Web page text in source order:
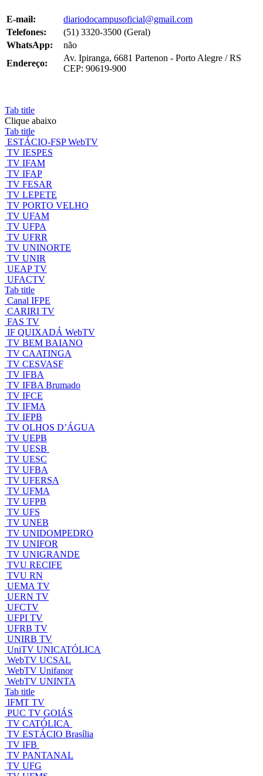
E-mail:
diariodocampusoficial@gmail.com
Telefones:
(51) 3320-3500 (Geral)
WhatsApp:
não
Endereço:
Av. Ipiranga, 6681 Partenon - Porto Alegre / RS
CEP: 90619-900
Tab title
Clique abaixo
Tab title
ESTÁCIO-FSP WebTV
TV IESPES
TV IFAM
TV IFAP
TV FESAR
TV LEPETE
TV PORTO VELHO
TV UFAM
TV UFPA
TV UFRR
TV UNINORTE
TV UNIR
UEAP TV
UFACTV
Tab title
Canal IFPE
CARIRI TV
FAS TV
IF QUIXADÁ WebTV
TV BEM BAIANO
TV CAATINGA
TV CESVASF
TV IFBA
TV IFBA Brumado
TV IFCE
TV IFMA
TV IFPB
TV OLHOS D’ÁGUA
TV UEPB
TV UESB
TV UESC
TV UFBA
TV UFERSA
TV UFMA
TV UFPB
TV UFS
TV UNEB
TV UNIDOMPEDRO
TV UNIFOR
TV UNIGRANDE
TVU RECIFE
TVU RN
UEMA TV
UERN TV
UFCTV
UFPI TV
UFRB TV
UNIRB TV
UniTV UNICATÓLICA
WebTV UCSAL
WebTV Unifanor
WebTV UNINTA
Tab title
IFMT TV
PUC TV GOIÁS
TV CATÓLICA
TV ESTÁCIO Brasília
TV IFB
TV PANTANAL
TV UFG